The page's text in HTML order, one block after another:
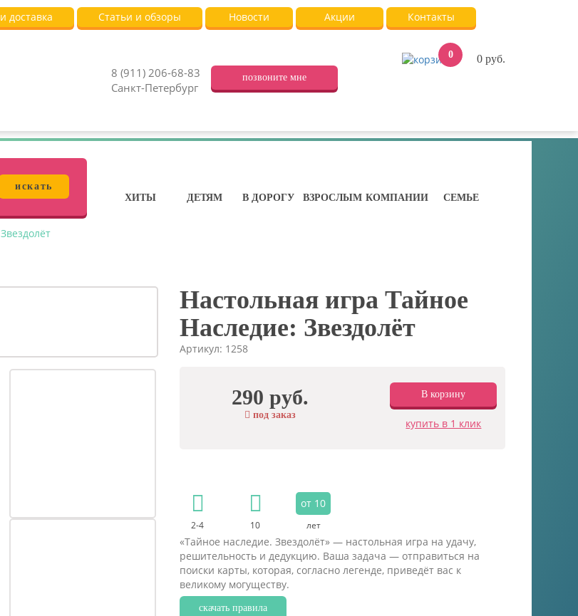
доставка Статьи и обзоры Новости Акции Контакты
8 (911) 206-68-83
Санкт-Петербург
позвоните мне
0 0 руб.
искать
ХИТЫ
ДЕТЯМ В ДОРОГУ ВЗРОСЛЫМ КОМПАНИИ СЕМЬЕ
Настольная игра Тайное
Наследие: Звездолёт
Артикул: 1258
290 руб.
под заказ
В корзину
купить в 1 клик
2-4 10
от 10
лет
«Тайное наследие. Звездолёт» — настольная игра на удачу,
решительность и дедукцию. Ваша задача — отправиться на
поиски карты, которая, согласно легенде, приведёт вас к
великому могуществу.
скачать правила